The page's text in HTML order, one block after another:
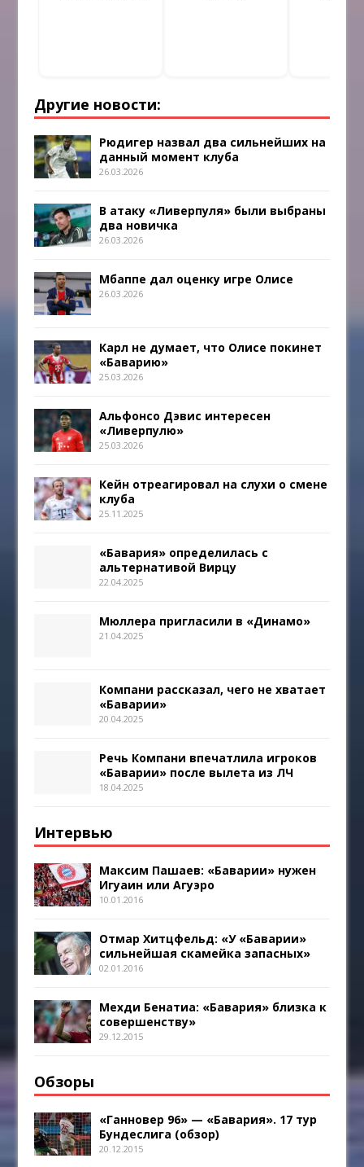
Другие новости:
Рюдигер назвал два сильнейших на
данный момент клуба
26.03.2026
В атаку «Ливерпуля» были выбраны
два новичка
26.03.2026
Мбаппе дал оценку игре Олисе
26.03.2026
Карл не думает, что Олисе покинет
«Баварию»
25.03.2026
Альфонсо Дэвис интересен
«Ливерпулю»
25.03.2026
Кейн отреагировал на слухи о смене
клуба
25.11.2025
«Бавария» определилась с
альтернативой Вирцу
22.04.2025
Мюллера пригласили в «Динамо»
21.04.2025
Компани рассказал, чего не хватает
«Баварии»
20.04.2025
Речь Компани впечатлила игроков
«Баварии» после вылета из ЛЧ
18.04.2025
Интервью
Максим Пашаев: «Баварии» нужен
Игуаин или Агуэро
10.01.2016
Отмар Хитцфельд: «У «Баварии»
сильнейшая скамейка запасных»
02.01.2016
Мехди Бенатиа: «Бавария» близка к
совершенству»
29.12.2015
Обзоры
«Ганновер 96» — «Бавария». 17 тур
Бундеслига (обзор)
20.12.2015